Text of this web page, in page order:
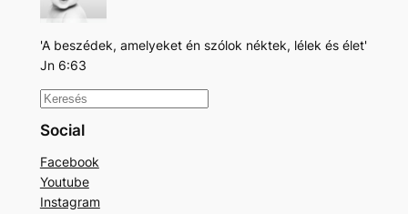
'A beszédek, amelyeket én szólok néktek, lélek és élet'
Jn 6:63
K
e
e
s
Social
Facebook
Youtube
Instagram